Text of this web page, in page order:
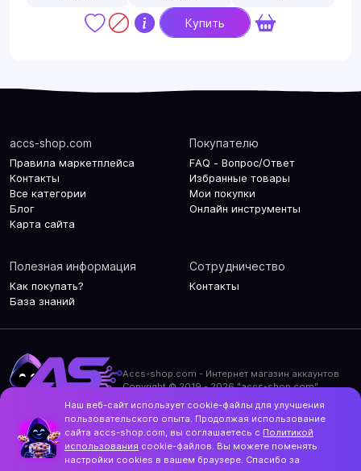
Купить
accs-shop.com
Правила маркетплейса
Контакты
Все категории
Блог
Карта сайта
Покупателю
FAQ - Вопрос/Ответ
Избранные товары
Мои покупки
Онлайн инструменты
Полезная информация
Как покупать?
База знаний
Сотрудничество
Контакты
Accs-shop.com - Интернет магазин аккаунтов
Copyright © 2019 - 2026 "accs-shop.com"
Политика использования cookie-файлов
Контакты и актуальный адрес сайта
Structo
Дизайн и разработка
Наш веб-сайт использует cookie-файлы для улучшения
пользовательского опыта. Продолжая использование
сайта accs-shop.com, вы соглашаетесь с Политикой
использования cookie-файлов. Вы можете поменять
настройки cookies в вашем браузере. Спасибо за